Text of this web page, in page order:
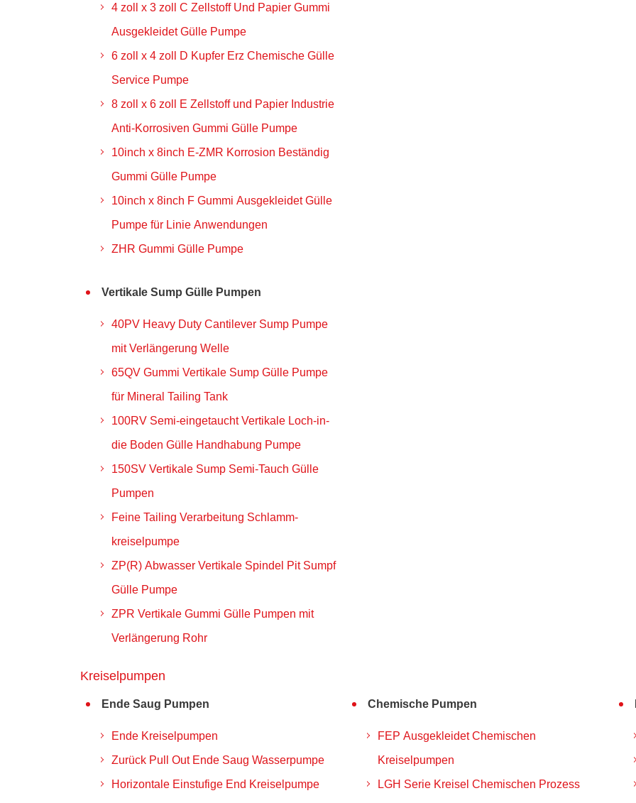
4 zoll x 3 zoll C Zellstoff Und Papier Gummi
Ausgekleidet Gülle Pumpe
6 zoll x 4 zoll D Kupfer Erz Chemische Gülle
Service Pumpe
8 zoll x 6 zoll E Zellstoff und Papier Industrie
Anti-Korrosiven Gummi Gülle Pumpe
10inch x 8inch E-ZMR Korrosion Beständig
Gummi Gülle Pumpe
10inch x 8inch F Gummi Ausgekleidet Gülle
Pumpe für Linie Anwendungen
ZHR Gummi Gülle Pumpe
Vertikale Sump Gülle Pumpen
40PV Heavy Duty Cantilever Sump Pumpe
mit Verlängerung Welle
65QV Gummi Vertikale Sump Gülle Pumpe
für Mineral Tailing Tank
100RV Semi-eingetaucht Vertikale Loch-in-
die Boden Gülle Handhabung Pumpe
150SV Vertikale Sump Semi-Tauch Gülle
Pumpen
Feine Tailing Verarbeitung Schlamm-
kreiselpumpe
ZP(R) Abwasser Vertikale Spindel Pit Sumpf
Gülle Pumpe
ZPR Vertikale Gummi Gülle Pumpen mit
Verlängerung Rohr
Kreiselpumpen
Ende Saug Pumpen
Ende Kreiselpumpen
Zurück Pull Out Ende Saug Wasserpumpe
Horizontale Einstufige End Kreiselpumpe
Chemische Pumpen
FEP Ausgekleidet Chemischen
Kreiselpumpen
LGH Serie Kreisel Chemischen Prozess